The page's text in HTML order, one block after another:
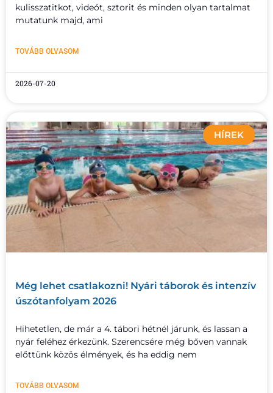
kulisszatitkot, videót, sztorit és minden olyan tartalmat
mutatunk majd, ami
TOVÁBB OLVASOM
2026-07-20
HÍREK
Még lehet csatlakozni! Nyári táborok és intenzív
úszótanfolyam 2026
Hihetetlen, de már a 4. tábori hétnél járunk, és lassan a
nyár feléhez érkezünk. Szerencsére még bőven vannak
előttünk közös élmények, és ha eddig nem
TOVÁBB OLVASOM